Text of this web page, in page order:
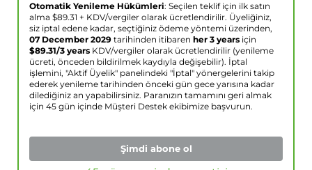
Otomatik Yenileme Hükümleri: Seçilen teklif için ilk satın
alma $89.31 + KDV/vergiler olarak ücretlendirilir. Üyeliğiniz,
siz iptal edene kadar, seçtiğiniz ödeme yöntemi üzerinden,
07 December 2029 tarihinden itibaren her 3 years için
$89.31/3 years KDV/vergiler olarak ücretlendirilir (yenileme
ücreti, önceden bildirilmek kaydıyla değişebilir). İptal
işlemini, "Aktif Üyelik" panelindeki "İptal" yönergelerini takip
ederek yenileme tarihinden önceki gün gece yarısına kadar
dilediğiniz an yapabilirsiniz. Paranızın tamamını geri almak
için 45 gün içinde Müşteri Destek ekibimize başvurun.
Şimdi abone ol